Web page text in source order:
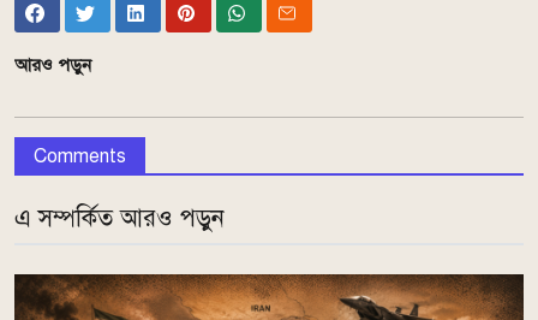
আরও পড়ুন
Comments
এ সম্পর্কিত আরও পড়ুন